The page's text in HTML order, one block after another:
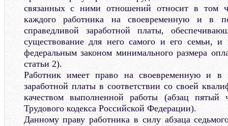
связанных с ними отношений относит в том
каждого работника на своевременную и в
справедливой заработной платы,
существование для него самого и его семьи, и
федеральным законом минимального размера
статьи 2).
Работник имеет право на своевременную и в
заработной платы в соответствии со своей
качеством выполненной работы (абзац пятый
Трудового кодекса Российской Федерации).
Данному праву работника в силу абзаца